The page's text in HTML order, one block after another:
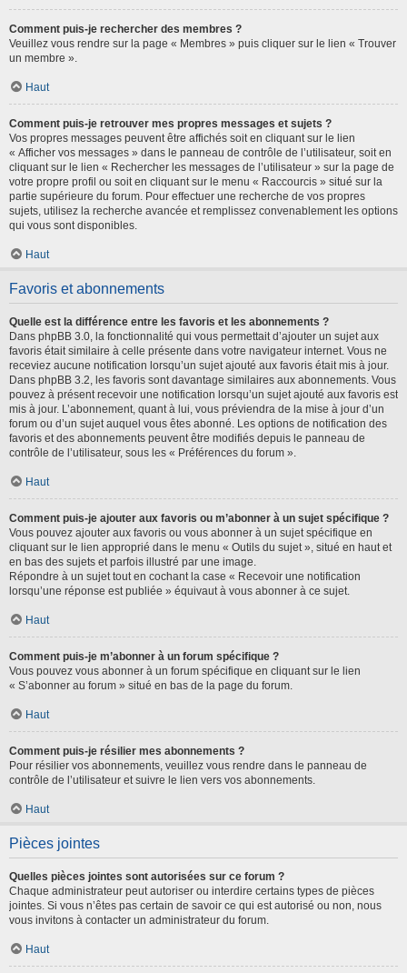
Comment puis-je rechercher des membres ?
Veuillez vous rendre sur la page « Membres » puis cliquer sur le lien « Trouver
un membre ».
Haut
Comment puis-je retrouver mes propres messages et sujets ?
Vos propres messages peuvent être affichés soit en cliquant sur le lien
« Afficher vos messages » dans le panneau de contrôle de l’utilisateur, soit en
cliquant sur le lien « Rechercher les messages de l’utilisateur » sur la page de
votre propre profil ou soit en cliquant sur le menu « Raccourcis » situé sur la
partie supérieure du forum. Pour effectuer une recherche de vos propres
sujets, utilisez la recherche avancée et remplissez convenablement les options
qui vous sont disponibles.
Haut
Favoris et abonnements
Quelle est la différence entre les favoris et les abonnements ?
Dans phpBB 3.0, la fonctionnalité qui vous permettait d’ajouter un sujet aux
favoris était similaire à celle présente dans votre navigateur internet. Vous ne
receviez aucune notification lorsqu’un sujet ajouté aux favoris était mis à jour.
Dans phpBB 3.2, les favoris sont davantage similaires aux abonnements. Vous
pouvez à présent recevoir une notification lorsqu’un sujet ajouté aux favoris est
mis à jour. L’abonnement, quant à lui, vous préviendra de la mise à jour d’un
forum ou d’un sujet auquel vous êtes abonné. Les options de notification des
favoris et des abonnements peuvent être modifiés depuis le panneau de
contrôle de l’utilisateur, sous les « Préférences du forum ».
Haut
Comment puis-je ajouter aux favoris ou m’abonner à un sujet spécifique ?
Vous pouvez ajouter aux favoris ou vous abonner à un sujet spécifique en
cliquant sur le lien approprié dans le menu « Outils du sujet », situé en haut et
en bas des sujets et parfois illustré par une image.
Répondre à un sujet tout en cochant la case « Recevoir une notification
lorsqu’une réponse est publiée » équivaut à vous abonner à ce sujet.
Haut
Comment puis-je m’abonner à un forum spécifique ?
Vous pouvez vous abonner à un forum spécifique en cliquant sur le lien
« S’abonner au forum » situé en bas de la page du forum.
Haut
Comment puis-je résilier mes abonnements ?
Pour résilier vos abonnements, veuillez vous rendre dans le panneau de
contrôle de l’utilisateur et suivre le lien vers vos abonnements.
Haut
Pièces jointes
Quelles pièces jointes sont autorisées sur ce forum ?
Chaque administrateur peut autoriser ou interdire certains types de pièces
jointes. Si vous n’êtes pas certain de savoir ce qui est autorisé ou non, nous
vous invitons à contacter un administrateur du forum.
Haut